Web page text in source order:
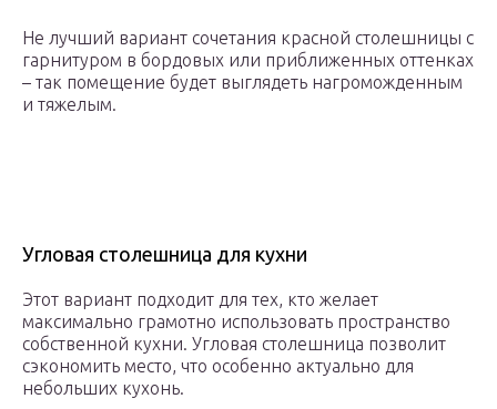
Не лучший вариант сочетания красной столешницы с
гарнитуром в бордовых или приближенных оттенках
– так помещение будет выглядеть нагроможденным
и тяжелым.
Угловая столешница для кухни
Этот вариант подходит для тех, кто желает
максимально грамотно использовать пространство
собственной кухни. Угловая столешница позволит
сэкономить место, что особенно актуально для
небольших кухонь.